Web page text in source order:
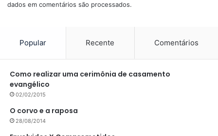
dados em comentários são processados.
Popular Recente Comentários
Como realizar uma cerimônia de casamento
evangélico
02/02/2015
O corvo e a raposa
28/08/2014